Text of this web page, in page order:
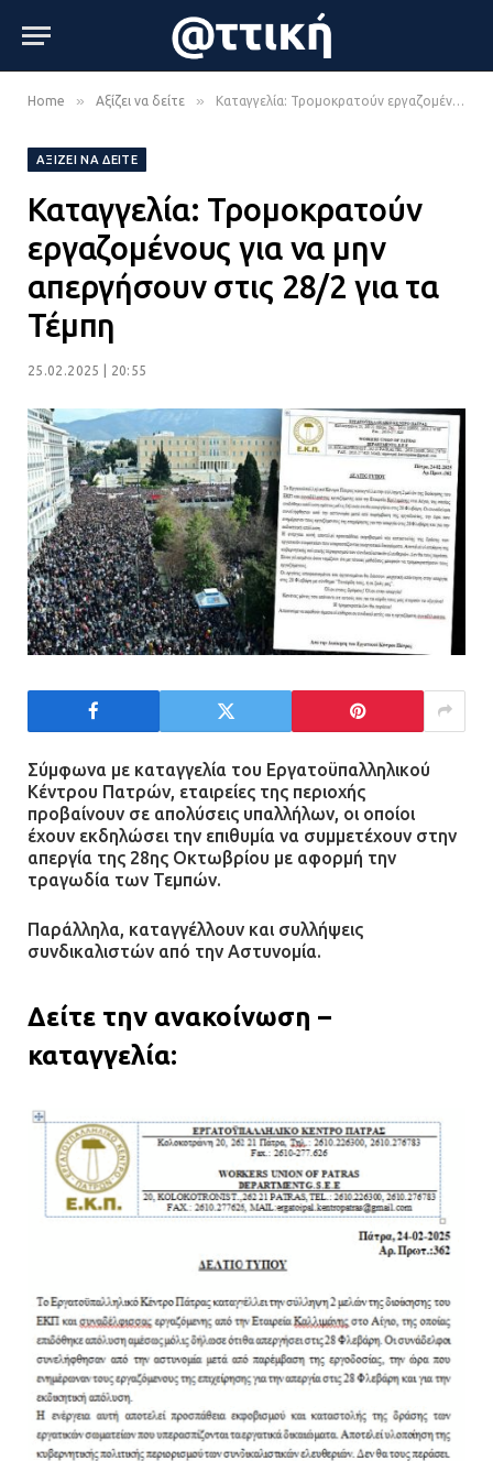
Home » Αξίζει να δείτε » Καταγγελία: Τρομοκρατούν εργαζομένους για να μην απεργήσουν στις 28/2 για τα Τέμπη
ΑΞΊΖΕΙ ΝΑ ΔΕΊΤΕ
Καταγγελία: Τρομοκρατούν
εργαζομένους για να μην
απεργήσουν στις 28/2 για τα
Τέμπη
25.02.2025 | 20:55
Σύμφωνα με καταγγελία του Εργατοϋπαλληλικού
Κέντρου Πατρών, εταιρείες της περιοχής
προβαίνουν σε απολύσεις υπαλλήλων, οι οποίοι
έχουν εκδηλώσει την επιθυμία να συμμετέχουν στην
απεργία της 28ης Οκτωβρίου με αφορμή την
τραγωδία των Τεμπών.
Παράλληλα, καταγγέλλουν και συλλήψεις
συνδικαλιστών από την Αστυνομία.
Δείτε την ανακοίνωση –
καταγγελία: